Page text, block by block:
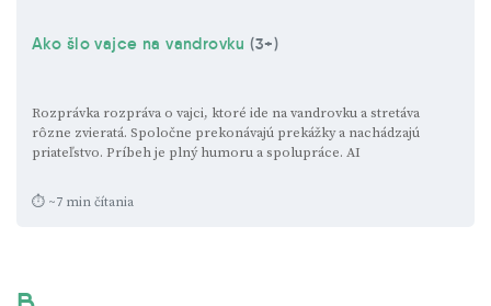
Ako šlo vajce na vandrovku(3+)
Rozprávka rozpráva o vajci, ktoré ide na vandrovku a stretáva
rôzne zvieratá. Spoločne prekonávajú prekážky a nachádzajú
priateľstvo. Príbeh je plný humoru a spolupráce. AI
⏱ ~7 min čítania